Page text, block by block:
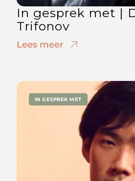
In gesprek met |
Trifonov
Lees meer
IN GESPREK MET